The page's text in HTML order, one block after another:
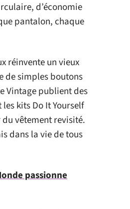
d’économie
pantalon, chaque
réinvente un vieux
de simples boutons
Vintage publient des
kits Do It Yourself
vêtement revisité.
dans la vie de tous
passionne